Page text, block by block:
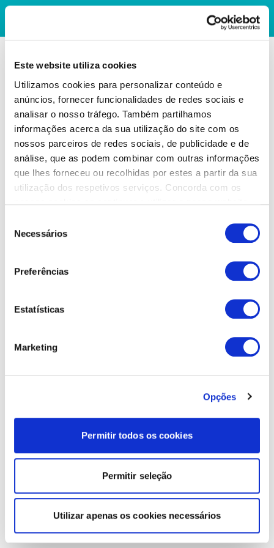
Este website utiliza cookies
Utilizamos cookies para personalizar conteúdo e
anúncios, fornecer funcionalidades de redes sociais e
analisar o nosso tráfego. Também partilhamos
informações acerca da sua utilização do site com os
nossos parceiros de redes sociais, de publicidade e de
análise, que as podem combinar com outras informações
que lhes forneceu ou recolhidas por estes a partir da sua
utilização dos respetivos serviços. Concorda com os
Necessários
Preferências
Estatísticas
Marketing
Opções
Permitir todos os cookies
Permitir seleção
Utilizar apenas os cookies necessários